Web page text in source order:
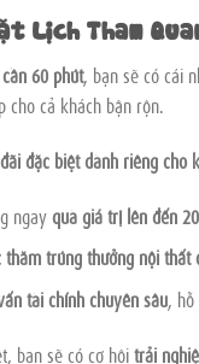
Lịch Tham
cần 60 phút, bạn sẽ có cái
cho cả khách bận rộn.
đặc biệt dành riêng cho
ngayquà giá trị lên đến
thăm trúng thưởng nội thất
tài chính chuyên sâu, hỗ
bạn sẽ có cơ hộitrải